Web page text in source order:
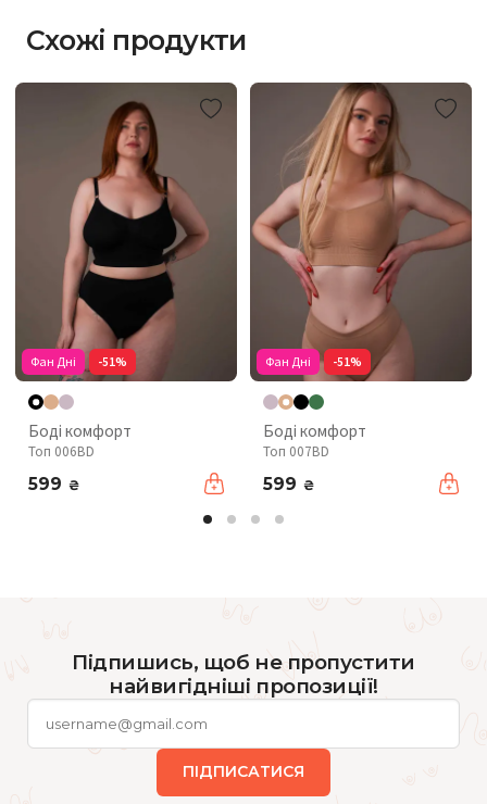
Схожі продукти
Фан Дні -51%
Боді комфорт
Топ 006BD
599 ₴
Фан Дні -51%
Боді комфорт
Топ 007BD
599 ₴
Підпишись, щоб не пропустити
найвигідніші пропозиції!
ПІДПИСАТИСЯ